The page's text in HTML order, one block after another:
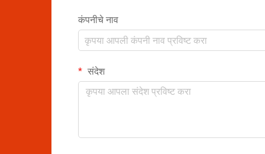
कंपनीचे नाव
संदेश